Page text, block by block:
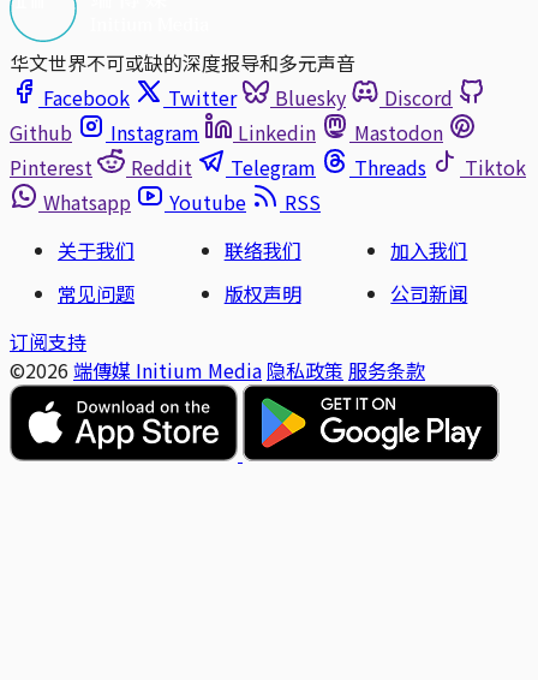
华文世界不可或缺的深度报导和多元声音
Facebook
Twitter Bluesky
Discord
Github
Instagram Linkedin
Mastodon
Pinterest
Reddit Telegram Threads
Tiktok
Whatsapp
Youtube
RSS
关于我们
联络我们
加入我们
常见问题
版权声明
公司新闻
订阅支持
©2026 端傳媒 Initium Media 隐私政策 服务条款